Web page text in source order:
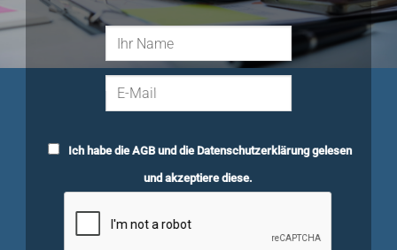
Ich habe dieAGBund die Datenschutzerklärunggelesen
und akzeptiere diese.